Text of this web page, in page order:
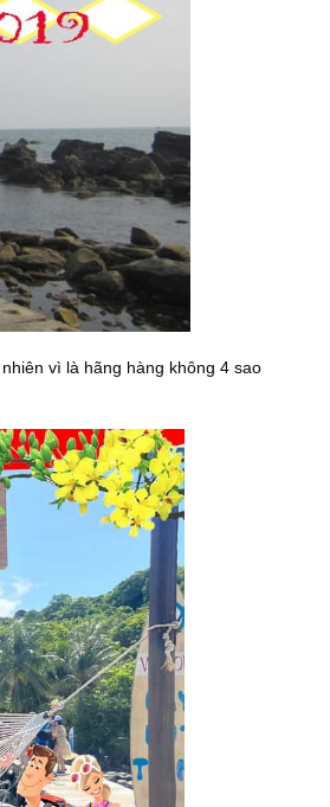
vì là hãng hàng không 4 sao